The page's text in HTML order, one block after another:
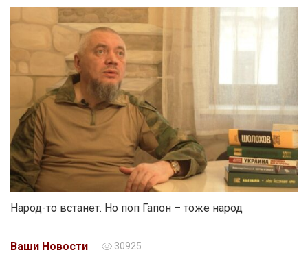
Народ-то встанет. Но поп Гапон – тоже народ
Ваши Новости 30925